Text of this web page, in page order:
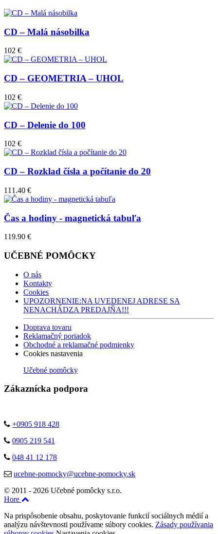
CD – Malá násobilka
102 €
CD – GEOMETRIA – UHOL
102 €
CD – Delenie do 100
102 €
CD – Rozklad čísla a počítanie do 20
111.40 €
Čas a hodiny - magnetická tabuľa
119.90 €
UČEBNÉ POMÔCKY
O nás
Kontakty
Cookies
UPOZORNENIE:NA UVEDENEJ ADRESE SA
NENACHÁDZA PREDAJŇA!!!
Doprava tovaru
Reklamačný poriadok
Obchodné a reklamačné podmienky
Cookies nastavenia
Učebné pomôcky
Zákaznícka podpora
+0905 918 428
0905 219 541
048 41 12 178
ucebne-pomocky@ucebne-pomocky.sk
© 2011 - 2026 Učebné pomôcky s.r.o.
Hore
Na prispôsobenie obsahu, poskytovanie funkcií sociálnych médií a
analýzu návštevnosti používame súbory cookies. Zásady používania